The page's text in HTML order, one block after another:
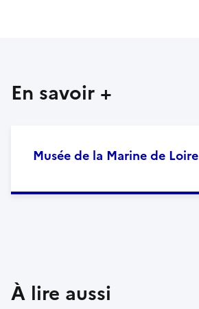
En savoir +
Musée de la Marine de Loire
À lire aussi